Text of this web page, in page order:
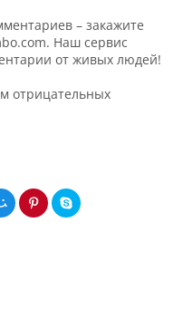
– закажите
Наш сервис
от живых людей!
отрицательных